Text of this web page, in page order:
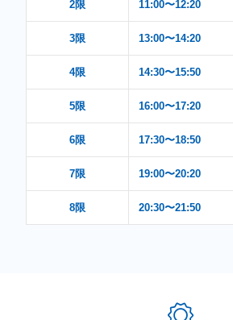
2限 11:00〜12:20
3限 13:00〜14:20
4限 14:30〜15:50
5限 16:00〜17:20
6限 17:30〜18:50
7限 19:00〜20:20
8限 20:30〜21:50